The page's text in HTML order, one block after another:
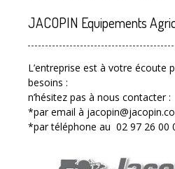
JACOPIN Equipements
L’entreprise est à votre écoute
besoins :
n’hésitez pas à nous contacter :
*par email à
*par téléphone au 02 97 26 00